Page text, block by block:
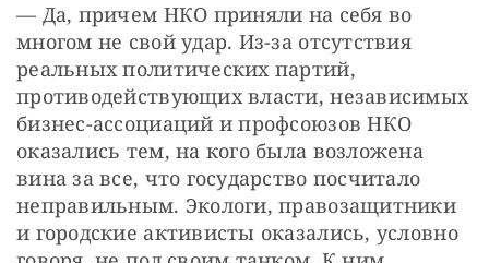
— Да, причем НКО приняли на себя во
многом не свой удар. Из-за отсутствия
реальных политических партий,
противодействующих власти, независимых
бизнес-ассоциаций и профсоюзов НКО
оказались тем, на кого была возложена
вина за все, что государство посчитало
неправильным. Экологи, правозащитники
и городские активисты оказались, условно